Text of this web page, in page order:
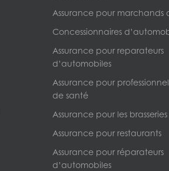
Assurance pour marchands
Concessionnaires
Assurance pour reparateurs
d’automobiles
Assurance pour
de santé
Assurance pour les brasseries
Assurance pour restaurants
Assurance pour réparateurs
d’automobiles